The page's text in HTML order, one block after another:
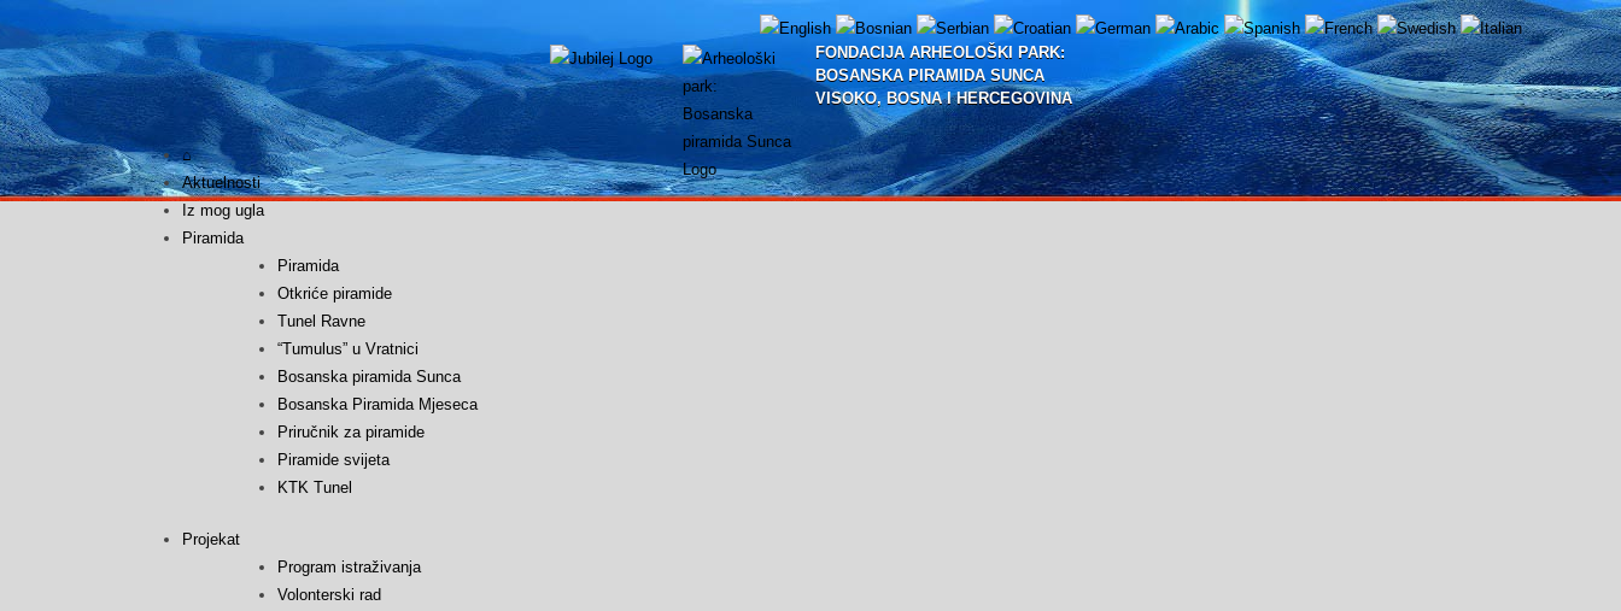
Skip
to
content
FONDACIJA ARHEOLOŠKI PARK:
BOSANSKA PIRAMIDA SUNCA
VISOKO, BOSNA I HERCEGOVINA
⌂
Aktuelnosti
Iz mog ugla
Piramida
Piramida
Otkriće piramide
Tunel Ravne
“Tumulus” u Vratnici
Bosanska piramida Sunca
Bosanska Piramida Mjeseca
Priručnik za piramide
Piramide svijeta
KTK Tunel
Projekat
Program istraživanja
Volonterski rad